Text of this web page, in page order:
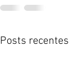
Posts recentes